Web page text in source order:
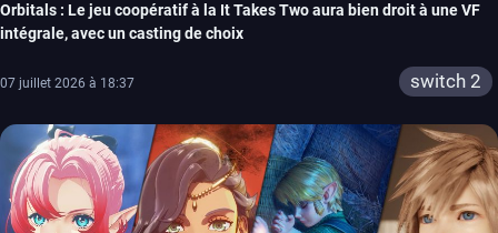
Orbitals : Le jeu coopératif à la It Takes Two aura bien droit à une VF
intégrale, avec un casting de choix
07 juillet 2026 à 18:37 switch 2